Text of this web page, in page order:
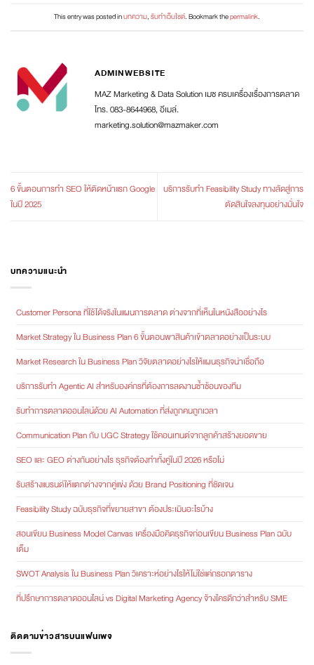
This entry was posted inบทความ,รับทำเว็บไซต์. Bookmark thepermalink.
ADMINWEBSITE
MAZ Marketing & Data Solution เมซ ครบเครื่องเรื่องการตลาด
โทร. 083-8644968, อีเมล์.
marketing.solution@mazmaker.com
6 ขั้นตอนการทำ SEO ให้ติดหน้าแรก Google
ในปี 2025
บริการรับทำ Feasibility Study ทางลัดสู่การ
ตัดสินใจลงทุนอย่างมั่นใจ
บทความแนะนำ
Customer Persona ที่ใช้ได้จริงในแผนการตลาด ต่างจากที่เห็นในหนังสืออย่างไร
Market Strategy ใน Business Plan 6 ขั้นตอนพาสินค้าเข้าตลาดอย่างเป็นระบบ
Market Research ใน Business Plan วิจัยตลาดอย่างไรให้แผนธุรกิจน่าเชื่อถือ
บริการรับทำ Agentic AI สำหรับองค์กรที่ต้องการลดงานซ้ำซ้อนของทีม
รับทำการตลาดออนไลน์ด้วย AI Automation ที่ส่งถูกคนถูกเวลา
Communication Plan กับ UGC Strategy ใช้คอนเทนต์จากลูกค้าสร้างยอดขาย
SEO และ GEO ต่างกันอย่างไร ธุรกิจต้องทำทั้งคู่ในปี 2026 หรือไม่
รับสร้างแบรนด์ให้แตกต่างจากคู่แข่ง ด้วย Brand Positioning ที่ชัดเจน
Feasibility Study ฉบับธุรกิจที่ขยายสาขา ต้องประเมินอะไรบ้าง
สอนเขียน Business Model Canvas เครื่องมือคิดธุรกิจก่อนเขียน Business Plan ฉบับ
เต็ม
SWOT Analysis ใน Business Plan วิเคราะห์อย่างไรให้ไม่ใช่แค่กรอกตาราง
ที่ปรึกษาการตลาดออนไลน์ vs Digital Marketing Agency จ้างใครดีกว่าสำหรับ SME
ติดตามข่าวสารบนแฟนเพจ